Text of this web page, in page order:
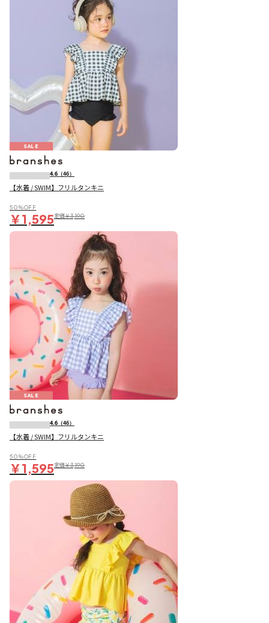
SALE
4.6 （46）
【水着 / SWIM】フリルタンキニ
50％OFF
￥1,595定価￥3,190
SALE
4.6 （46）
【水着 / SWIM】フリルタンキニ
50％OFF
￥1,595定価￥3,190